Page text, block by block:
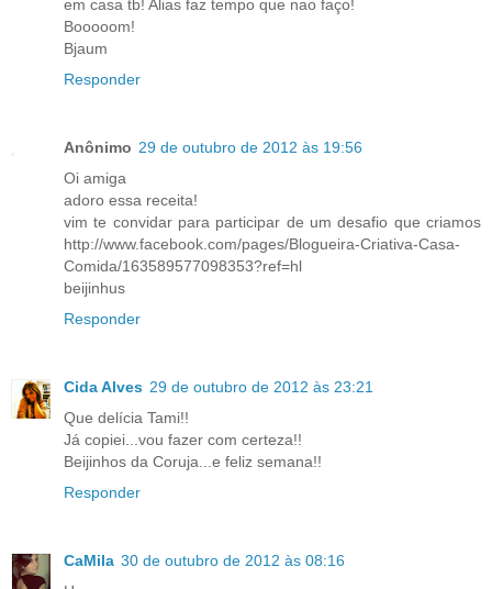
em casa tb! Alias faz tempo que nao faço!
Booooom!
Bjaum
Responder
Anônimo 29 de outubro de 2012 às 19:56
Oi amiga
adoro essa receita!
vim te convidar para participar de um desafio que criamos
http://www.facebook.com/pages/Blogueira-Criativa-Casa-
Comida/163589577098353?ref=hl
beijinhus
Responder
Cida Alves 29 de outubro de 2012 às 23:21
Que delícia Tami!!
Já copiei...vou fazer com certeza!!
Beijinhos da Coruja...e feliz semana!!
Responder
CaMila 30 de outubro de 2012 às 08:16